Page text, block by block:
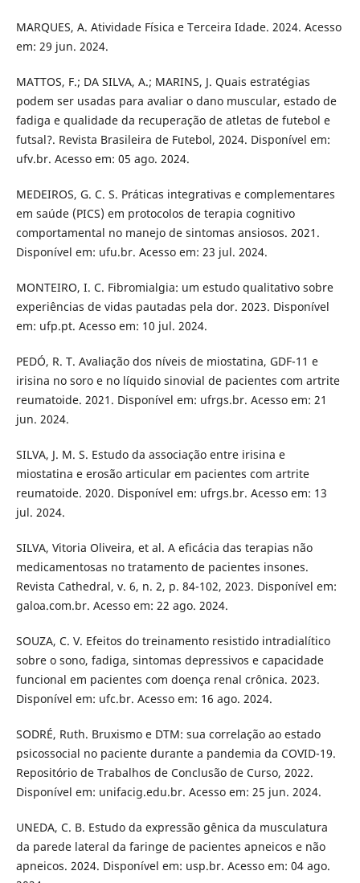
MARQUES, A. Atividade Física e Terceira Idade. 2024. Acesso
em: 29 jun. 2024.
MATTOS, F.; DA SILVA, A.; MARINS, J. Quais estratégias
podem ser usadas para avaliar o dano muscular, estado de
fadiga e qualidade da recuperação de atletas de futebol e
futsal?. Revista Brasileira de Futebol, 2024. Disponível em:
ufv.br. Acesso em: 05 ago. 2024.
MEDEIROS, G. C. S. Práticas integrativas e complementares
em saúde (PICS) em protocolos de terapia cognitivo
comportamental no manejo de sintomas ansiosos. 2021.
Disponível em: ufu.br. Acesso em: 23 jul. 2024.
MONTEIRO, I. C. Fibromialgia: um estudo qualitativo sobre
experiências de vidas pautadas pela dor. 2023. Disponível
em: ufp.pt. Acesso em: 10 jul. 2024.
PEDÓ, R. T. Avaliação dos níveis de miostatina, GDF-11 e
irisina no soro e no líquido sinovial de pacientes com artrite
reumatoide. 2021. Disponível em: ufrgs.br. Acesso em: 21
jun. 2024.
SILVA, J. M. S. Estudo da associação entre irisina e
miostatina e erosão articular em pacientes com artrite
reumatoide. 2020. Disponível em: ufrgs.br. Acesso em: 13
jul. 2024.
SILVA, Vitoria Oliveira, et al. A eficácia das terapias não
medicamentosas no tratamento de pacientes insones.
Revista Cathedral, v. 6, n. 2, p. 84-102, 2023. Disponível em:
galoa.com.br. Acesso em: 22 ago. 2024.
SOUZA, C. V. Efeitos do treinamento resistido intradialítico
sobre o sono, fadiga, sintomas depressivos e capacidade
funcional em pacientes com doença renal crônica. 2023.
Disponível em: ufc.br. Acesso em: 16 ago. 2024.
SODRÉ, Ruth. Bruxismo e DTM: sua correlação ao estado
psicossocial no paciente durante a pandemia da COVID-19.
Repositório de Trabalhos de Conclusão de Curso, 2022.
Disponível em: unifacig.edu.br. Acesso em: 25 jun. 2024.
UNEDA, C. B. Estudo da expressão gênica da musculatura
da parede lateral da faringe de pacientes apneicos e não
apneicos. 2024. Disponível em: usp.br. Acesso em: 04 ago.